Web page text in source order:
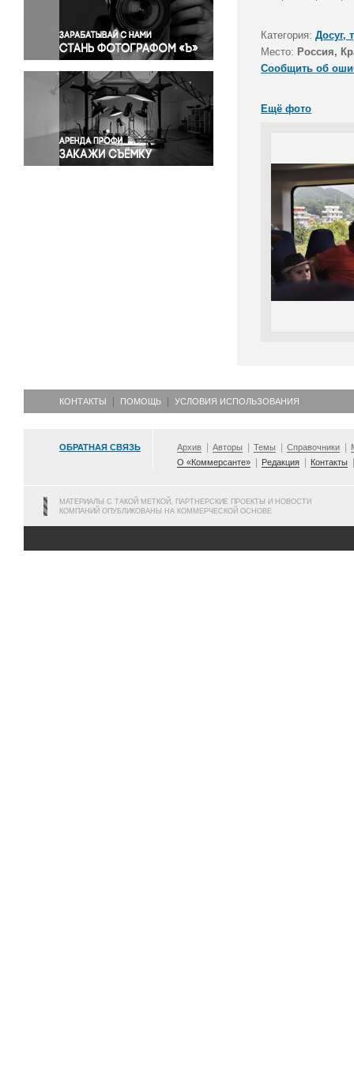
Правосудие
Происшествия и конфликты
Религия
Светская жизнь
Спорт
Экология
Экономика и бизнес
Категория: Досуг,
Место: Россия,
Сообщить об
Ещё фото
КОНТАКТЫ ПОМОЩЬ УСЛОВИЯ ИСПОЛЬЗОВАНИЯ
ОБРАТНАЯ СВЯЗЬ Архив Авторы Темы Справочники
О «Коммерсанте»
Редакция Контакты
МАТЕРИАЛЫ С ТАКОЙ МЕТКОЙ, ПАРТНЕРСКИЕ ПРОЕКТЫ И НОВОСТИ
КОМПАНИЙ ОПУБЛИКОВАНЫ НА КОММЕРЧЕСКОЙ ОСНОВЕ